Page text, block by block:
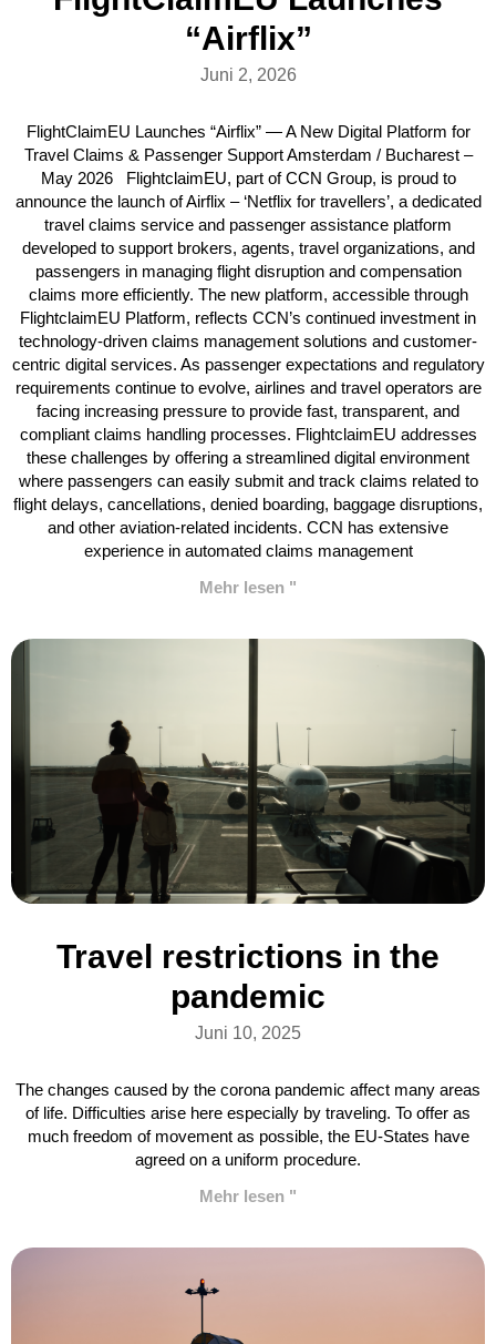
“Airflix”
Juni 2, 2026
FlightClaimEU Launches “Airflix” — A New Digital Platform for
Travel Claims & Passenger Support Amsterdam / Bucharest –
May 2026 FlightclaimEU, part of CCN Group, is proud to
announce the launch of Airflix – ‘Netflix for travellers’, a dedicated
travel claims service and passenger assistance platform
developed to support brokers, agents, travel organizations, and
passengers in managing flight disruption and compensation
claims more efficiently. The new platform, accessible through
FlightclaimEU Platform, reflects CCN’s continued investment in
technology-driven claims management solutions and customer-
centric digital services. As passenger expectations and regulatory
requirements continue to evolve, airlines and travel operators are
facing increasing pressure to provide fast, transparent, and
compliant claims handling processes. FlightclaimEU addresses
these challenges by offering a streamlined digital environment
where passengers can easily submit and track claims related to
flight delays, cancellations, denied boarding, baggage disruptions,
and other aviation-related incidents. CCN has extensive
experience in automated claims management
Mehr lesen "
Travel restrictions in the
pandemic
Juni 10, 2025
The changes caused by the corona pandemic affect many areas
of life. Difficulties arise here especially by traveling. To offer as
much freedom of movement as possible, the EU-States have
agreed on a uniform procedure.
Mehr lesen "